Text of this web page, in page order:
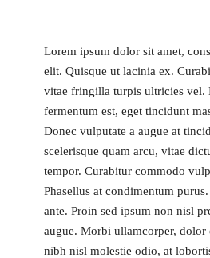
Lorem ipsum dolor sit amet,
elit. Quisque ut lacinia ex.
vitae fringilla turpis ultricies vel.
fermentum est, eget tincidunt
Donec vulputate a augue at
scelerisque quam arcu, vitae
tempor. Curabitur commodo
Phasellus at condimentum
ante. Proin sed ipsum non nisl
augue. Morbi ullamcorper, dolor
nibh nisl molestie odio, at